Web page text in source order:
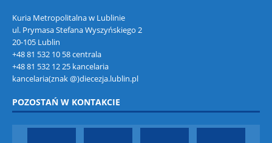
Kuria Metropolitalna w Lublinie
ul. Prymasa Stefana Wyszyńskiego 2
20-105 Lublin
+48 81 532 10 58 centrala
+48 81 532 12 25 kancelaria
kancelaria(znak @)diecezja.lublin.pl
POZOSTAŃ W KONTAKCIE